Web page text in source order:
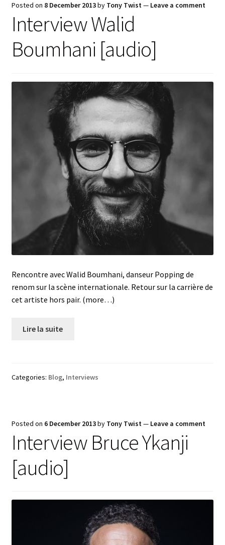
Posted on 8 December 2013by Tony Twist— Leave a comment
Interview Walid
Boumhani [audio]
Rencontre avec Walid Boumhani, danseur Popping de
renom sur la scène internationale. Retour sur la carrière de
cet artiste hors pair. (more…)
Lire la suite
Categories: Blog, Interviews
Posted on 6 December 2013by Tony Twist— Leave a comment
Interview Bruce Ykanji
[audio]